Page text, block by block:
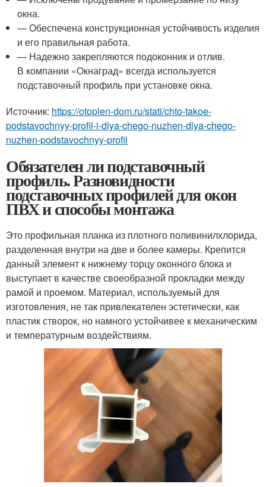
окна.
— Обеспечена конструкционная устойчивость изделия
и его правильная работа.
— Надежно закрепляются подоконник и отлив.
В компании «Окнаград» всегда используется
подставочный профиль при установке окна.
Источник: https://otoplen-dom.ru/stati/chto-takoe-
podstavochnyy-profil-i-dlya-chego-nuzhen-dlya-chego-
nuzhen-podstavochnyy-profil
Обязателен ли подставочный
профиль. Разновидности
подставочных профилей для окон
ПВХ и способы монтажа
Это профильная планка из плотного поливинилхлорида,
разделенная внутри на две и более камеры. Крепится
данный элемент к нижнему торцу оконного блока и
выступает в качестве своеобразной прокладки между
рамой и проемом. Материал, используемый для
изготовления, не так привлекателен эстетически, как
пластик створок, но намного устойчивее к механическим
и температурным воздействиям.